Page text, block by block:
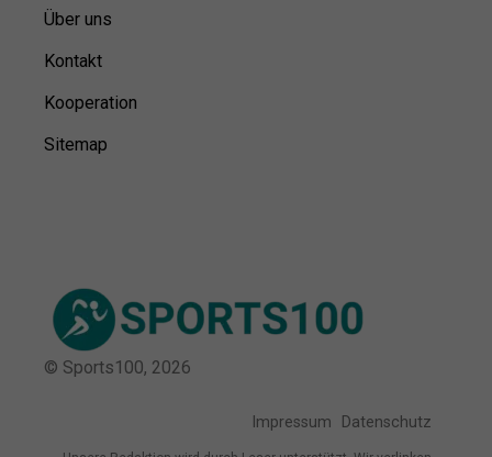
Über uns
Kontakt
Kooperation
Sitemap
© Sports100, 2026
Impressum Datenschutz